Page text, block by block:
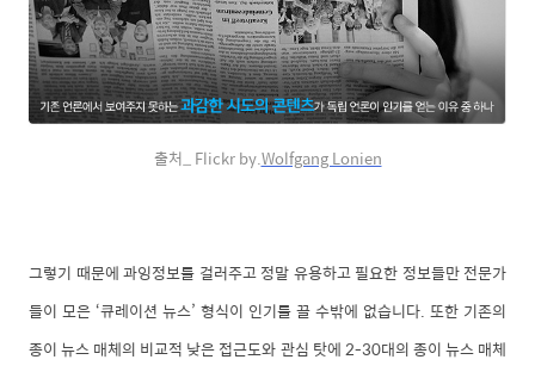
출처_ Flickr by.Wolfgang Lonien
그렇기 때문에 과잉정보를 걸러주고 정말 유용하고 필요한 정보들만 전문가
들이 모은 ‘큐레이션 뉴스’ 형식이 인기를 끌 수밖에 없습니다. 또한 기존의
종이 뉴스 매체의 비교적 낮은 접근도와 관심 탓에 2-30대의 종이 뉴스 매체